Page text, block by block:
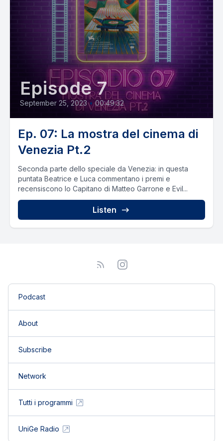
Episode 7
September 25, 2023 • 00:49:32
Ep. 07: La mostra del cinema di
Venezia Pt.2
Seconda parte dello speciale da Venezia: in questa
puntata Beatrice e Luca commentano i premi e
recensiscono Io Capitano di Matteo Garrone e Evil...
Listen
Podcast
About
Subscribe
Network
Tutti i programmi
UniGe Radio